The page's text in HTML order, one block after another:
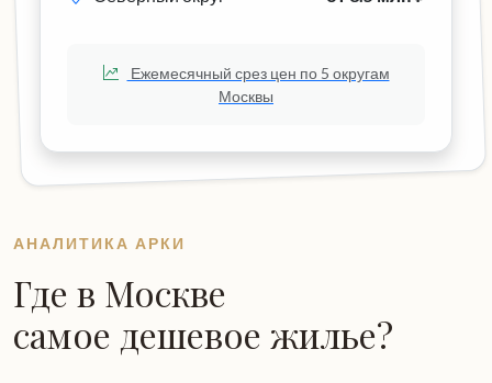
Ежемесячный срез цен по 5 округам
Москвы
АНАЛИТИКА АРКИ
Где в Москве
самое дешевое жилье?